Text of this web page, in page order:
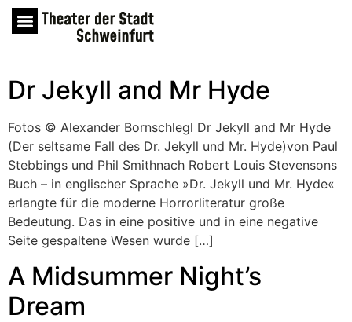
Dr Jekyll and Mr Hyde
Fotos © Alexander Bornschlegl Dr Jekyll and Mr Hyde
(Der seltsame Fall des Dr. Jekyll und Mr. Hyde)von Paul
Stebbings und Phil Smithnach Robert Louis Stevensons
Buch – in englischer Sprache »Dr. Jekyll und Mr. Hyde«
erlangte für die moderne Horrorliteratur große
Bedeutung. Das in eine positive und in eine negative
Seite gespaltene Wesen wurde […]
A Midsummer Night’s
Dream